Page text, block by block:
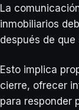
La
inmobiliarios
después de
Esto implica
cierre, ofrecer
para responder